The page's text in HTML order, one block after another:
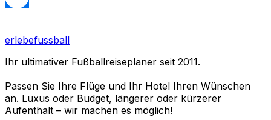
erlebefussball
Ihr ultimativer Fußballreiseplaner seit 2011.
Passen Sie Ihre Flüge und Ihr Hotel Ihren Wünschen
an. Luxus oder Budget, längerer oder kürzerer
Aufenthalt – wir machen es möglich!